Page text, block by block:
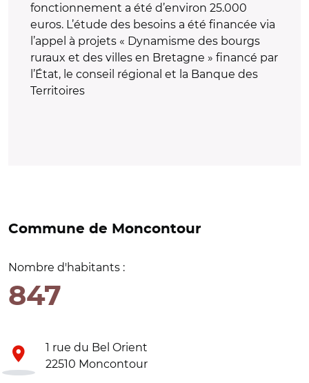
fonctionnement a été d’environ 25.000
euros. L’étude des besoins a été financée via
l’appel à projets « Dynamisme des bourgs
ruraux et des villes en Bretagne » financé par
l’État, le conseil régional et la Banque des
Territoires
Commune de Moncontour
Nombre d'habitants :
847
1 rue du Bel Orient
22510 Moncontour